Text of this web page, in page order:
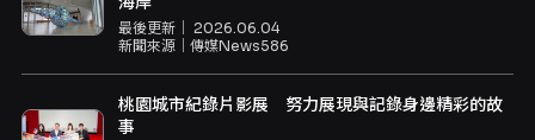
最後更新｜ 2026.06.04
新聞來源｜ 傳媒News586
桃園城市紀錄片影展 努力展現與記錄身邊精彩的故
事